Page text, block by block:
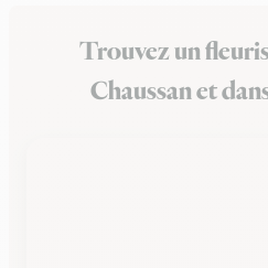
Trouvez un
Chaussan et